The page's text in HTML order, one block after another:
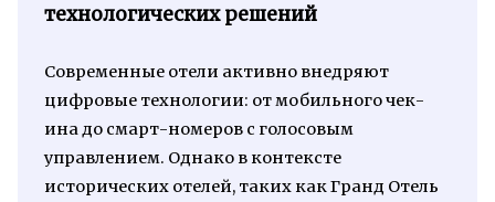
технологических решений
Современные отели активно внедряют
цифровые технологии: от мобильного чек-
ина до смарт-номеров с голосовым
управлением. Однако в контексте
исторических отелей, таких как Гранд Отель